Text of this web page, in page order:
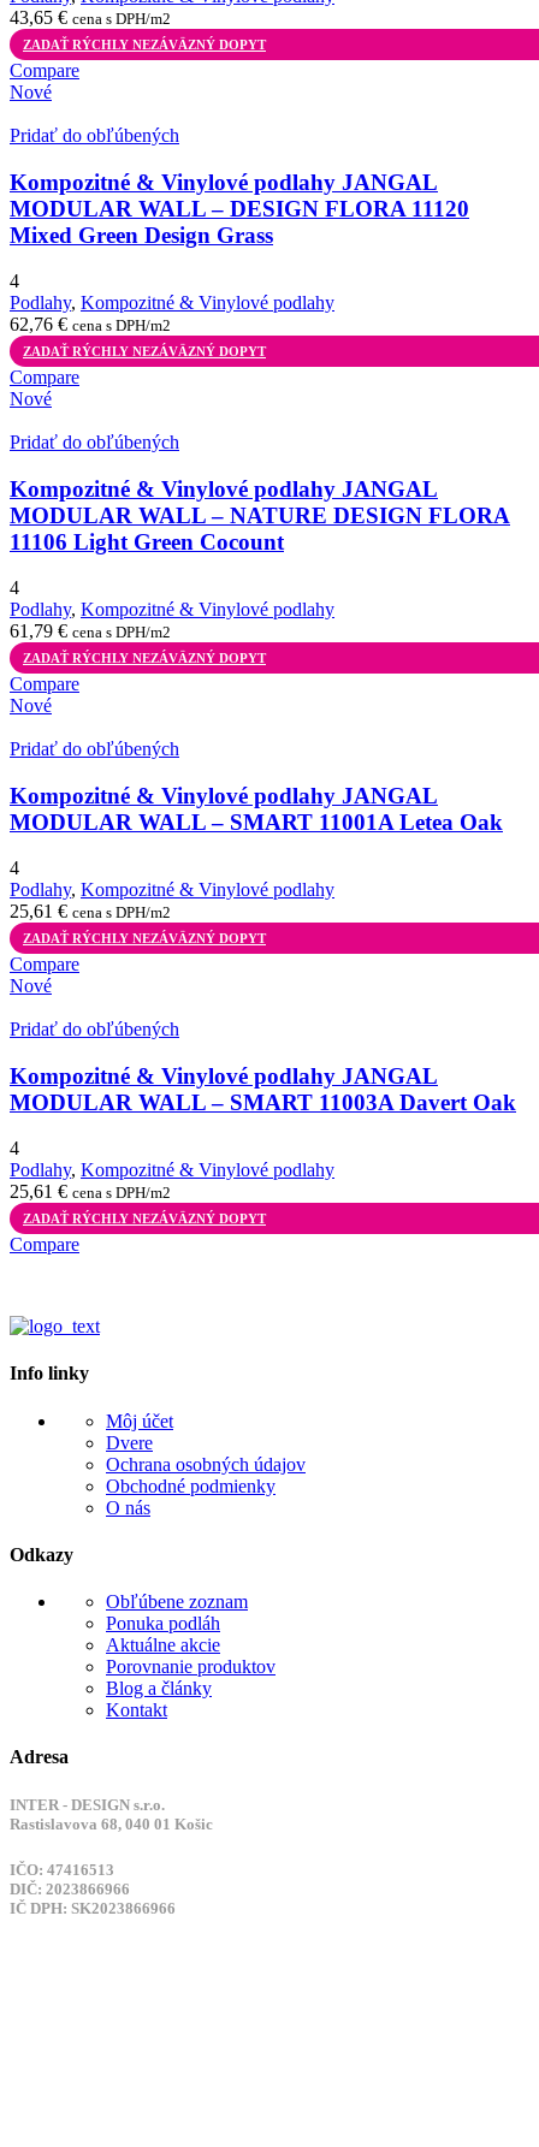
43,65 € cena s DPH/m2
ZADAŤ RÝCHLY NEZÁVÄZNÝ DOPYT
Compare
Nové
Pridať do obľúbených
Kompozitné & Vinylové podlahy JANGAL
MODULAR WALL – DESIGN FLORA 11120
Mixed Green Design Grass
4
Podlahy, Kompozitné & Vinylové podlahy
62,76 € cena s DPH/m2
ZADAŤ RÝCHLY NEZÁVÄZNÝ DOPYT
Compare
Nové
Pridať do obľúbených
Kompozitné & Vinylové podlahy JANGAL
MODULAR WALL – NATURE DESIGN FLORA
11106 Light Green Cocount
4
Podlahy, Kompozitné & Vinylové podlahy
61,79 € cena s DPH/m2
ZADAŤ RÝCHLY NEZÁVÄZNÝ DOPYT
Compare
Nové
Pridať do obľúbených
Kompozitné & Vinylové podlahy JANGAL
MODULAR WALL – SMART 11001A Letea Oak
4
Podlahy, Kompozitné & Vinylové podlahy
25,61 € cena s DPH/m2
ZADAŤ RÝCHLY NEZÁVÄZNÝ DOPYT
Compare
Nové
Pridať do obľúbených
Kompozitné & Vinylové podlahy JANGAL
MODULAR WALL – SMART 11003A Davert Oak
4
Podlahy, Kompozitné & Vinylové podlahy
25,61 € cena s DPH/m2
ZADAŤ RÝCHLY NEZÁVÄZNÝ DOPYT
Compare
Info linky
Môj účet
Dvere
Ochrana osobných údajov
Obchodné podmienky
O nás
Odkazy
Obľúbene zoznam
Ponuka podláh
Aktuálne akcie
Porovnanie produktov
Blog a články
Kontakt
Adresa
INTER - DESIGN s.r.o.
Rastislavova 68, 040 01 Košic
IČO: 47416513
DIČ: 2023866966
IČ DPH: SK2023866966